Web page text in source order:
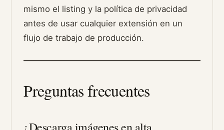
mismo el listing y la política de privacidad
antes de usar cualquier extensión en un
flujo de trabajo de producción.
Preguntas frecuentes
¿Descarga imágenes en alta